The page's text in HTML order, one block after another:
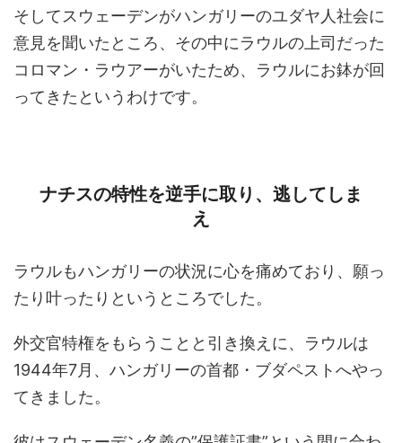
そしてスウェーデンがハンガリーのユダヤ人社会に
意見を聞いたところ、その中にラウルの上司だった
コロマン・ラウアーがいたため、ラウルにお鉢が回
ってきたというわけです。
ナチスの特性を逆手に取り、逃してしま
え
ラウルもハンガリーの状況に心を痛めており、願っ
たり叶ったりというところでした。
外交官特権をもらうことと引き換えに、ラウルは
1944年7月、ハンガリーの首都・ブダペストへやっ
てきました。